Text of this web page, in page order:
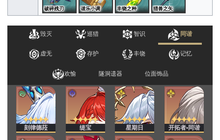
破碎残刃 谐乐小调 丰饶之种 猎兽之矢
毁灭 巡猎 智识 同谐
虚无 存护 丰饶 记忆
欢愉 隧洞遗器 位面饰品
刻律德菈 缇宝 星期日 开拓者•同谐